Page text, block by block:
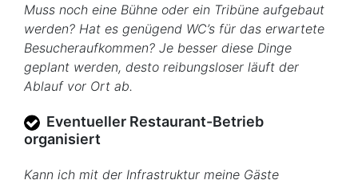
Muss noch eine Bühne oder ein Tribüne aufgebaut
werden? Hat es genügend WC’s für das erwartete
Besucheraufkommen? Je besser diese Dinge
geplant werden, desto reibungsloser läuft der
Ablauf vor Ort ab.
Eventueller Restaurant-Betrieb
organisiert
Kann ich mit der Infrastruktur meine Gäste